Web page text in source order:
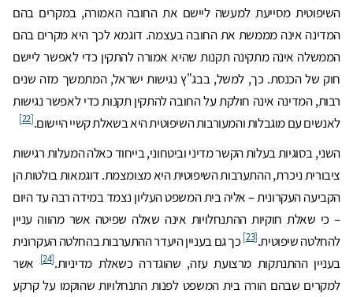
השיפוטית מסייעת למעשה ליישם את החובה האמורה, במקרים בהם
המדינה אינה מממשת את החובה בעצמה. דוגמא לכך היא מקרים בהם
הממשלה אינה מתקינה תקנות שהיא אמורה להתקין כדי לאפשר ליישם
חוק של הכנסת. כך, למשל, בבג"ץ נגישות ישראל, המתמשך מזה שנים
רבות, המדינה אינה חולקת על החובה להתקין תקנות כדי לאפשר נגישות
לאנשים עם מוגבלות והמעורבות השיפוטית היא בשאלת קשיי היישום.[22]
השני, בסוגיות בעלות הקשר מדיני וביטחוני, בייחוד כאלה המעלות רגישות
ציבורית ניכרת, ההתערבות השיפוטית היא מצומצמת. דוגמאות בולטות הן
הקביעה העקרונית – אליה בית המשפט העליון נצמד במידה רבה עד היום
– כי שאלת חוקיות ההתנחלויות אינה שאלה שפיטה אשר מהווה עניין
להחלטה שיפוטית.[23]
כך גם בעניין היעדר ההתערבות בהחלטה העקרונית
בעניין ההתנתקות מרצועת עזה, שהוגדרה כשאלת מדיניות.[24]
אשר
למקרים שבהם הורה בית המשפט לפנות התנחלויות שהוקמו על קרקע